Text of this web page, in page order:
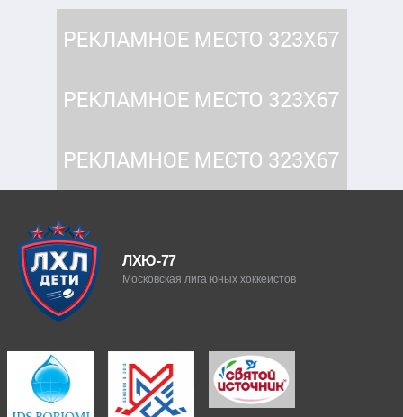
ЛХЮ-77
Московская лига юных хоккеистов